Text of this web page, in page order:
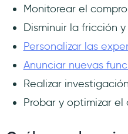
Monitorear el
Disminuir la fricción
Personalizar las
Anunciar nuevas
Realizar
Probar y optimizar